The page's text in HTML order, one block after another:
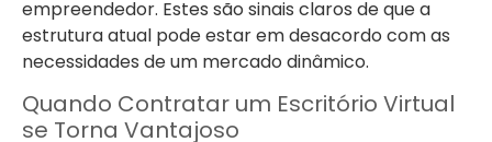
empreendedor. Estes são sinais claros de que a
estrutura atual pode estar em desacordo com as
necessidades de um mercado dinâmico.
Quando Contratar um Escritório Virtual
se Torna Vantajoso